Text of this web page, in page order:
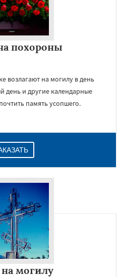
похороны
возлагают на могилу в день
день и другие календарные
память усопшего.
могилу